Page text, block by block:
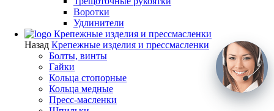
Воротки
Удлинители
Крепежные изделия и прессмасленки
Назад Крепежные изделия и прессмасленки
Болты, винты
Гайки
Кольца стопорные
Кольца медные
Пресс-масленки